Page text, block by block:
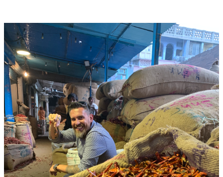
Andar de rickshaw em Chandi Chowk. Rickshaw é o
famoso tuc-tuc, um taxi moto, Chandi Chowk é uma
área cheia de mercados, bazares e pessoas,
considerado o maior mercado da Ásia. Lá você
encontra o maior mercado de especiarias da região,
onde o cheiro de pimenta fará você espirrar.